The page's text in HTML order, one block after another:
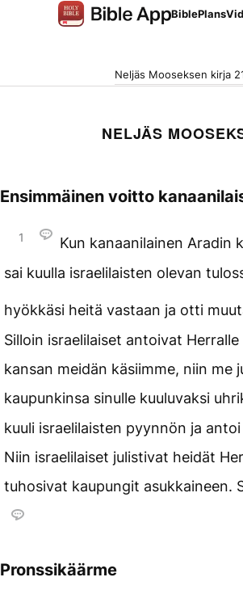
BiblePlans
Neljäs Mooseksen kirja
NELJÄS
Ensimmäinen voitto
1
Kun kanaanilainen Aradin
sai kuulla israelilaisten olevan
hyökkäsi heitä vastaan ja otti
Silloin israelilaiset antoivat
kansan meidän käsiimme, niin me
kaupunkinsa sinulle kuuluvaksi
kuuli israelilaisten pyynnön ja
Niin israelilaiset julistivat heidät
tuhosivat kaupungit asukkaineen.
Pronssikäärme